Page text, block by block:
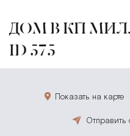
ДОМ В КП
ID 575
Показать на карте
Отправить